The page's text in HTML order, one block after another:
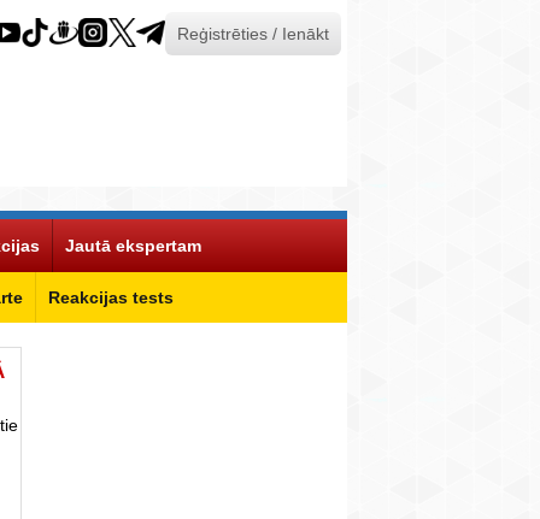
Reģistrēties / Ienākt
Reakcijas tests
Jautā ekspertam